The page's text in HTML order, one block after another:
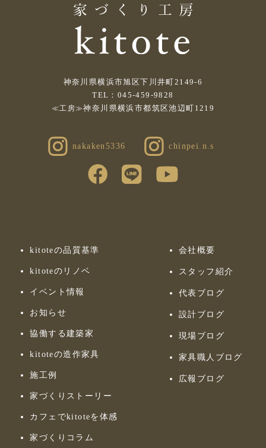
神奈川県横浜市旭区下川井町2149-6
TEL：045-459-9828
≪工房≫神奈川県横浜市都筑区池辺町1219
nakaken5336 chinpei.n.s
kitoteの品質基準
kitoteのリノベ
イベント情報
お知らせ
協働する建築家
kitoteの造作家具
施工例
家づくりストーリー
カフェでkitoteを体感
家づくりコラム
会社概要
スタッフ紹介
代表ブログ
設計ブログ
現場ブログ
家具職人ブログ
広報ブログ